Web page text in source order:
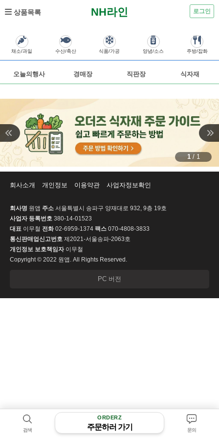
NH라인
상품목록 로그인
검색
ORDERZ
주문하러 가기 문의
채소/과일 수산/축산 식품/가공 양념/소스 주방/잡화
오늘의행사 경매장 직판장 식자재
1/ 1
회사소개 개인정보 이용약관 사업자정보확인
회사명 원앱 주소 서울특별시 송파구 양재대로 932, 9층 19호
사업자 등록번호 380-14-01523
대표 이무철 전화02-6959-1374 팩스 070-4808-3833
통신판매업신고번호 제2021-서울송파-2063호
개인정보 보호책임자이무철
Copyright © 2022 원앱. All Rights Reserved.
PC 버전